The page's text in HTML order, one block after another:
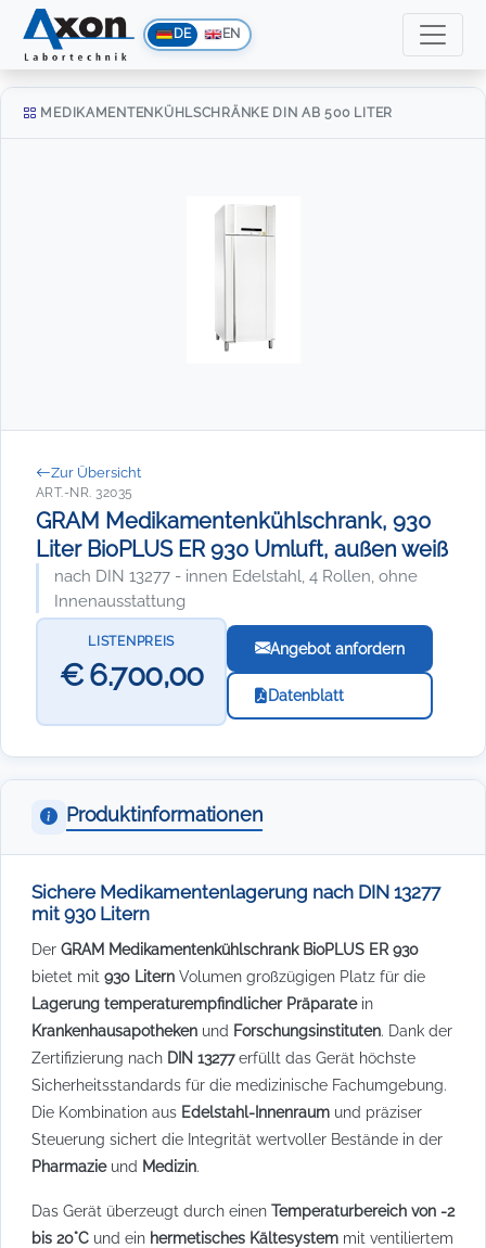
DE EN
MEDIKAMENTENKÜHLSCHRÄNKE DIN AB 500 LITER
Zur Übersicht
ART.-NR. 32035
GRAM Medikamentenkühlschrank, 930
Liter BioPLUS ER 930 Umluft, außen weiß
nach DIN 13277 - innen Edelstahl, 4 Rollen, ohne
Innenausstattung
LISTENPREIS
€ 6.700,00
Angebot anfordern
Datenblatt
Produktinformationen
Sichere Medikamentenlagerung nach DIN 13277
mit 930 Litern
Der GRAM Medikamentenkühlschrank BioPLUS ER 930
bietet mit 930 Litern Volumen großzügigen Platz für die
Lagerung temperaturempfindlicher Präparatein
Krankenhausapotheken und Forschungsinstituten. Dank der
Zertifizierung nach DIN 13277erfüllt das Gerät höchste
Sicherheitsstandards für die medizinische Fachumgebung.
Die Kombination aus Edelstahl-Innenraum und präziser
Steuerung sichert die Integrität wertvoller Bestände in der
Pharmazieund Medizin.
Das Gerät überzeugt durch einen Temperaturbereich von -2
bis 20°C und ein hermetisches Kältesystem mit ventiliertem